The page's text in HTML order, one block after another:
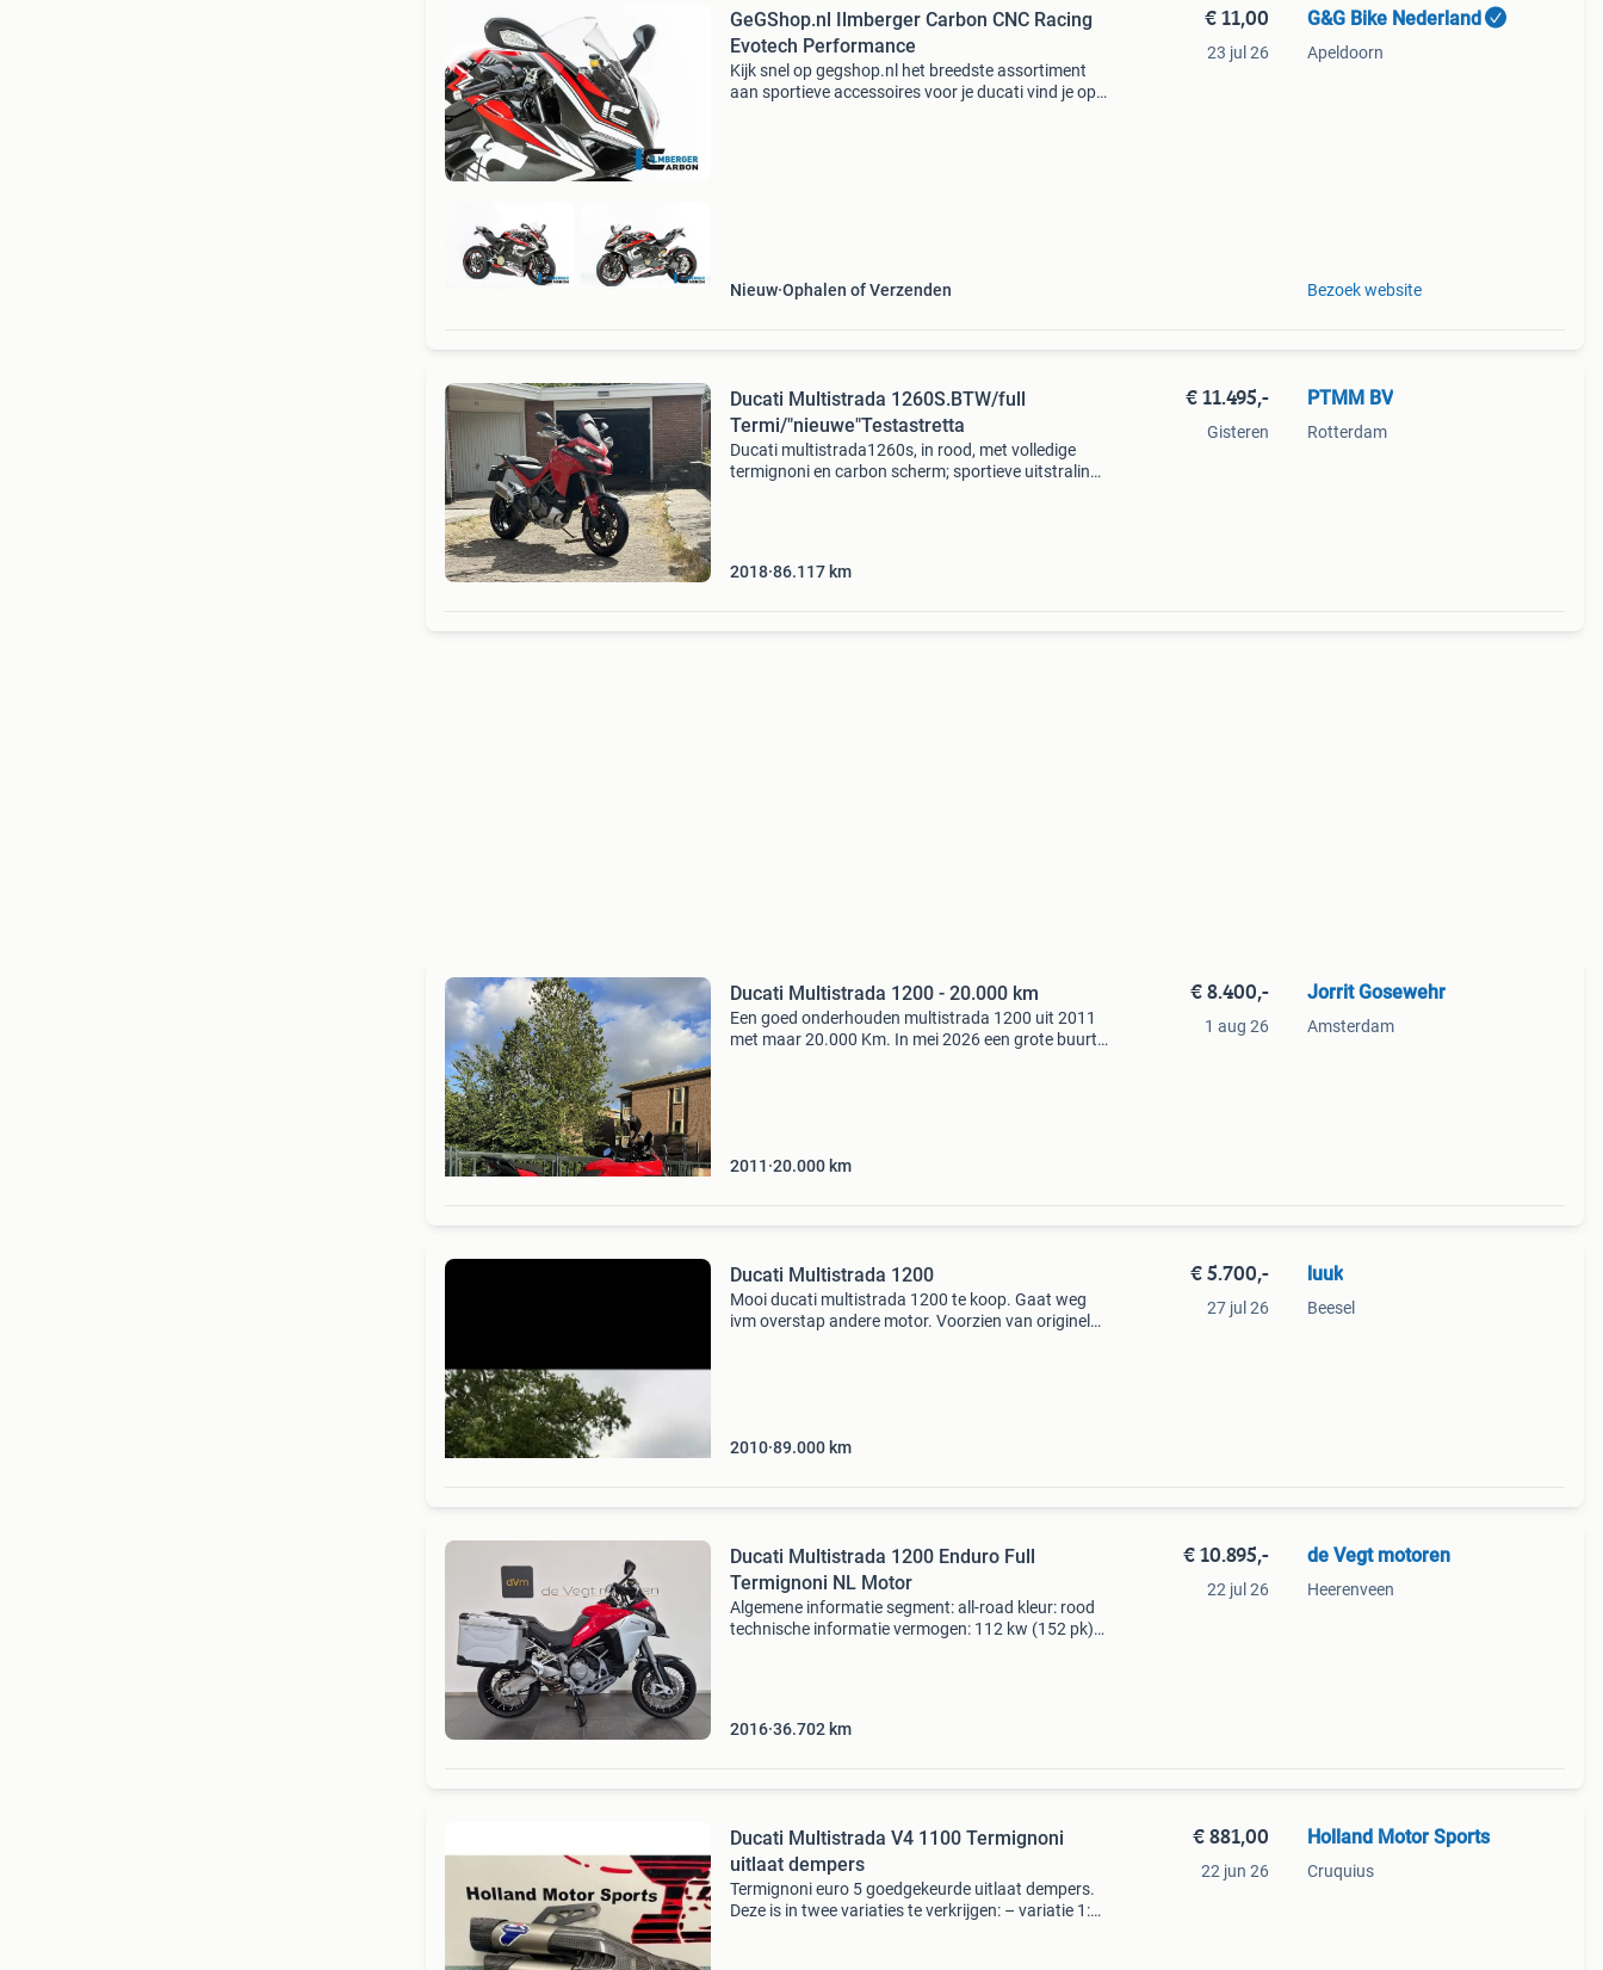
GeGShop.nl Ilmberger Carbon CNC Racing
Evotech Performance
Kijk snel op gegshop.nl het breedste assortiment
aan sportieve accessoires voor je ducati vind je op
Nieuw Ophalen of Verzenden
€ 11,00
23 jul 26
G&G Bike Nederland
Apeldoorn
Bezoek website
Ducati Multistrada 1260S.BTW/full
Termi/"nieuwe"Testastretta
Ducati multistrada1260s, in rood, met volledige
termignoni en carbon scherm; sportieve uitstraling.
2018 86.117 km
€ 11.495,-
Gisteren
PTMM BV
Rotterdam
Ducati Multistrada 1200 - 20.000 km
Een goed onderhouden multistrada 1200 uit 2011
met maar 20.000 Km. In mei 2026 een grote buurt
2011 20.000 km
€ 8.400,-
1 aug 26
Jorrit Gosewehr
Amsterdam
Ducati Multistrada 1200
Mooi ducati multistrada 1200 te koop. Gaat weg
ivm overstap andere motor. Voorzien van originele
2010 89.000 km
€ 5.700,-
27 jul 26
luuk
Beesel
Ducati Multistrada 1200 Enduro Full
Termignoni NL Motor
Algemene informatie segment: all-road kleur: rood
technische informatie vermogen: 112 kw (152 pk)
2016 36.702 km
€ 10.895,-
22 jul 26
de Vegt motoren
Heerenveen
Ducati Multistrada V4 1100 Termignoni
uitlaat dempers
Termignoni euro 5 goedgekeurde uitlaat dempers.
Deze is in twee variaties te verkrijgen: – variatie 1:
€ 881,00
22 jun 26
Holland Motor Sports
Cruquius